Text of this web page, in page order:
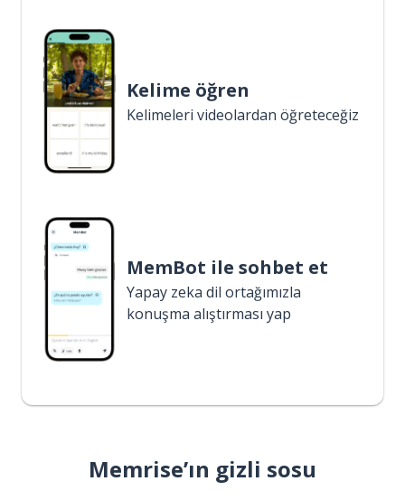
Kelime öğren
Kelimeleri videolardan öğreteceğiz
MemBot ile sohbet et
Yapay zeka dil ortağımızla
konuşma alıştırması yap
Memrise’ın gizli sosu